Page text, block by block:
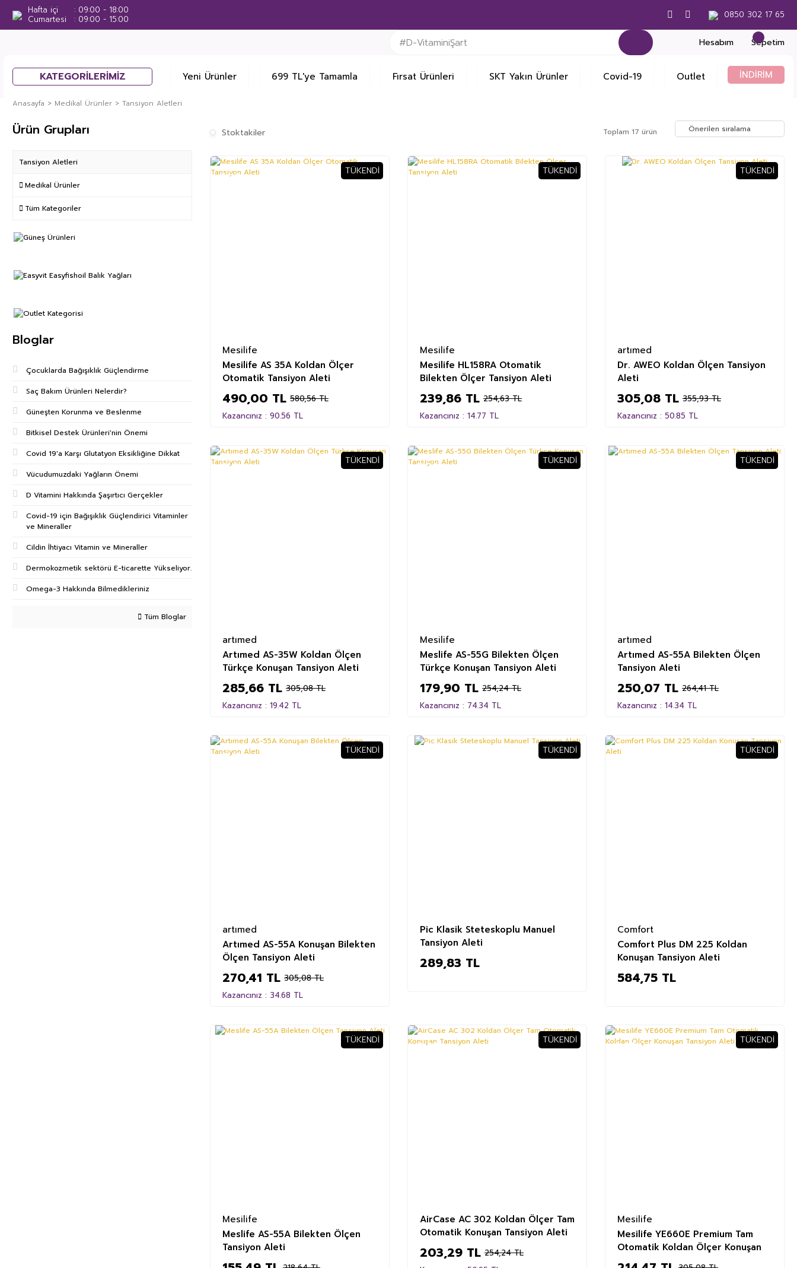
Hafta içi
09:00 - 18:00
Cumartesi
09:00 - 15:00 0850 302 17 65
Hesabım Sepetim
KATEGORİLERİMİZ Yeni Ürünler 699 TL'ye Tamamla Fırsat Ürünleri SKT Yakın Ürünler Covid-19 Outlet İNDİRİM
Anasayfa Medikal Ürünler Tansiyon Aletleri
Ürün Grupları
Tansiyon Aletleri
Medikal Ürünler
Tüm Kategoriler
Bloglar
Çocuklarda Bağışıklık Güçlendirme
Saç Bakım Ürünleri Nelerdir?
Güneşten Korunma ve Beslenme
Bitkisel Destek Ürünleri'nin Önemi
Covid 19'a Karşı Glutatyon Eksikliğine Dikkat
Vücudumuzdaki Yağların Önemi
D Vitamini Hakkında Şaşırtıcı Gerçekler
Covid-19 için Bağışıklık Güçlendirici Vitaminler
ve Mineraller
Cildin İhtiyacı Vitamin ve Mineraller
Dermokozmetik sektörü E-ticarette Yükseliyor.
Omega-3 Hakkında Bilmedikleriniz
Tüm Bloglar
Stoktakiler Toplam 17 ürün
%16 TÜKENDI
Mesilife
Mesilife AS 35A Koldan Ölçer
Otomatik Tansiyon Aleti
490,00 TL 580,56 TL
Kazancınız : 90.56 TL
%6 TÜKENDI
Mesilife
Mesilife HL158RA Otomatik
Bilekten Ölçer Tansiyon Aleti
239,86 TL 254,63 TL
Kazancınız : 14.77 TL
TÜKENDI
artımed
Dr. AWEO Koldan Ölçen Tansiyon
Aleti
305,08 TL 355,93 TL
Kazancınız : 50.85 TL
%6 TÜKENDI
artımed
Artımed AS-35W Koldan Ölçen
Türkçe Konuşan Tansiyon Aleti
285,66 TL 305,08 TL
Kazancınız : 19.42 TL
%29 TÜKENDI
Mesilife
Meslife AS-55G Bilekten Ölçen
Türkçe Konuşan Tansiyon Aleti
179,90 TL 254,24 TL
Kazancınız : 74.34 TL
TÜKENDI
artımed
Artımed AS-55A Bilekten Ölçen
Tansiyon Aleti
250,07 TL 264,41 TL
Kazancınız : 14.34 TL
%11 TÜKENDI
artımed
Artımed AS-55A Konuşan Bilekten
Ölçen Tansiyon Aleti
270,41 TL 305,08 TL
Kazancınız : 34.68 TL
TÜKENDI
Pic Klasik Steteskoplu Manuel
Tansiyon Aleti
289,83 TL
TÜKENDI
Comfort
Comfort Plus DM 225 Koldan
Konuşan Tansiyon Aleti
584,75 TL
TÜKENDI
Mesilife
Meslife AS-55A Bilekten Ölçen
Tansiyon Aleti
%20 TÜKENDI
AirCase AC 302 Koldan Ölçer Tam
Otomatik Konuşan Tansiyon Aleti
203,29 TL 254,24 TL
%30 TÜKENDI
Mesilife
Mesilife YE660E Premium Tam
Otomatik Koldan Ölçer Konuşan
Tansiyon Aleti